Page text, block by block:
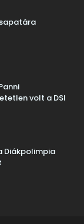
volt a DSI
Diákpolimpia